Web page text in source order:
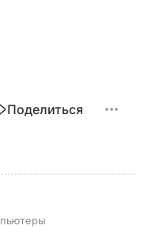
Поделиться